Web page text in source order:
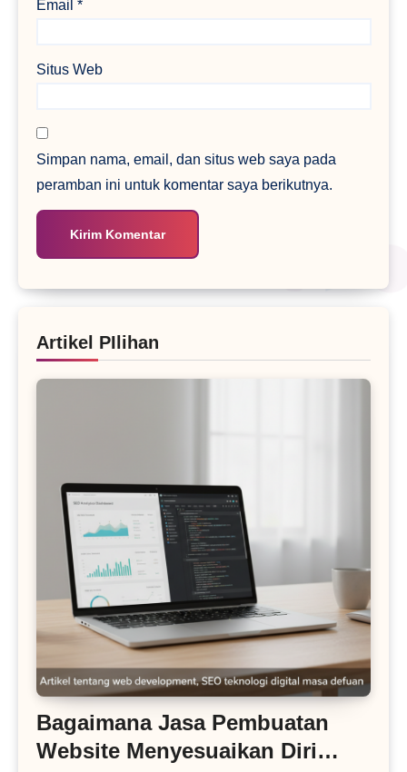
Email *
Situs Web
Simpan nama, email, dan situs web saya pada
peramban ini untuk komentar saya berikutnya.
Artikel PIlihan
Bagaimana Jasa Pembuatan
Website Menyesuaikan Diri